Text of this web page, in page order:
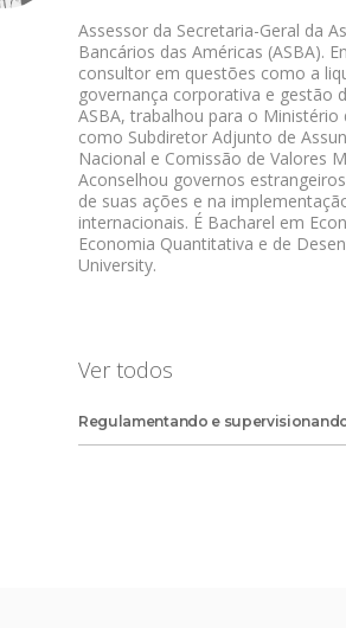
Assessor da Secretaria-Geral da
Bancários das Américas (ASBA).
consultor em questões como a
governança corporativa e gestão
ASBA, trabalhou para o Ministério
como Subdiretor Adjunto de
Nacional e Comissão de Valores
Aconselhou governos
de suas ações e na
internacionais. É Bacharel em
Economia Quantitativa e de
University.
Ver todos
Regulamentando e